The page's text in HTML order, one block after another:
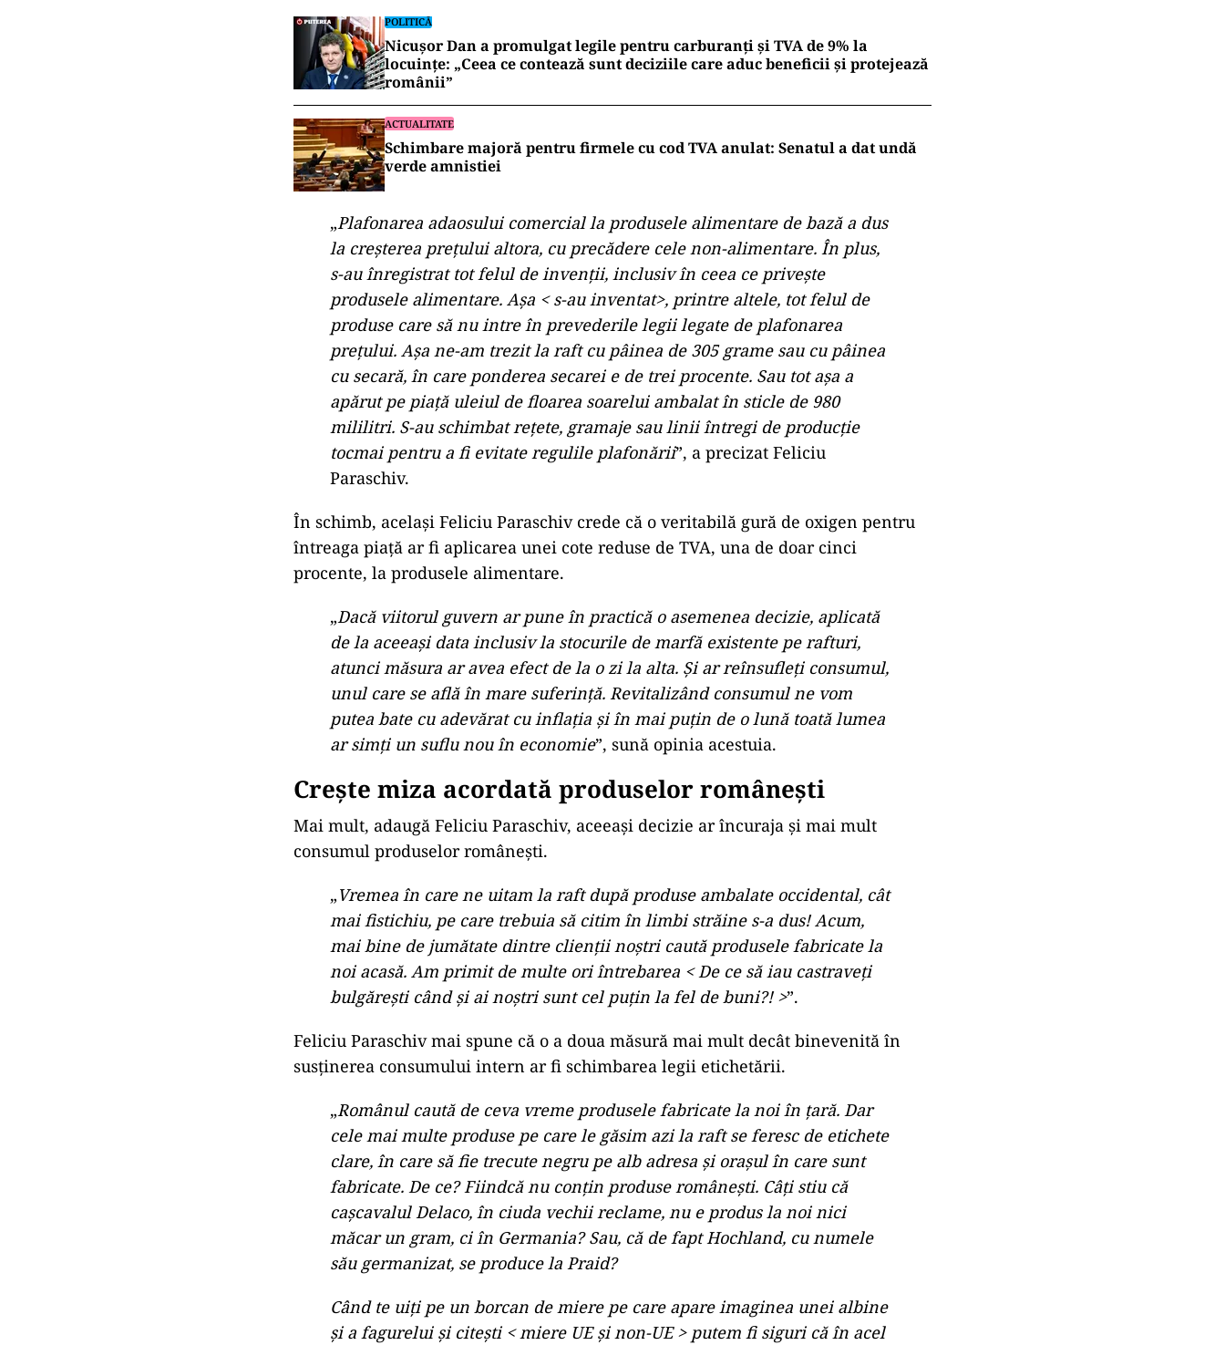
POLITICĂ
Nicușor Dan a promulgat legile pentru carburanți și TVA de 9% la
locuințe: „Ceea ce contează sunt deciziile care aduc beneficii și protejează
românii”
ACTUALITATE
Schimbare majoră pentru firmele cu cod TVA anulat: Senatul a dat undă
verde amnistiei
„Plafonarea adaosului comercial la produsele alimentare de bază a dus
la creșterea prețului altora, cu precădere cele non-alimentare. În plus,
s-au înregistrat tot felul de invenții, inclusiv în ceea ce privește
produsele alimentare. Așa < s-au inventat>, printre altele, tot felul de
produse care să nu intre în prevederile legii legate de plafonarea
prețului. Așa ne-am trezit la raft cu pâinea de 305 grame sau cu pâinea
cu secară, în care ponderea secarei e de trei procente. Sau tot așa a
apărut pe piață uleiul de floarea soarelui ambalat în sticle de 980
mililitri. S-au schimbat rețete, gramaje sau linii întregi de producție
tocmai pentru a fi evitate regulile plafonării”, a precizat Feliciu
Paraschiv.
În schimb, același Feliciu Paraschiv crede că o veritabilă gură de oxigen pentru
întreaga piață ar fi aplicarea unei cote reduse de TVA, una de doar cinci
procente, la produsele alimentare.
„Dacă viitorul guvern ar pune în practică o asemenea decizie, aplicată
de la aceeași data inclusiv la stocurile de marfă existente pe rafturi,
atunci măsura ar avea efect de la o zi la alta. Și ar reînsufleți consumul,
unul care se află în mare suferință. Revitalizând consumul ne vom
putea bate cu adevărat cu inflația și în mai puțin de o lună toată lumea
ar simți un suflu nou în economie”, sună opinia acestuia.
Crește miza acordată produselor românești
Mai mult, adaugă Feliciu Paraschiv, aceeași decizie ar încuraja și mai mult
consumul produselor românești.
„Vremea în care ne uitam la raft după produse ambalate occidental, cât
mai fistichiu, pe care trebuia să citim în limbi străine s-a dus! Acum,
mai bine de jumătate dintre clienții noștri caută produsele fabricate la
noi acasă. Am primit de multe ori întrebarea < De ce să iau castraveți
bulgărești când și ai noștri sunt cel puțin la fel de buni?! >”.
Feliciu Paraschiv mai spune că o a doua măsură mai mult decât binevenită în
susținerea consumului intern ar fi schimbarea legii etichetării.
„Românul caută de ceva vreme produsele fabricate la noi în țară. Dar
cele mai multe produse pe care le găsim azi la raft se feresc de etichete
clare, în care să fie trecute negru pe alb adresa și orașul în care sunt
fabricate. De ce? Fiindcă nu conțin produse românești. Câți stiu că
cașcavalul Delaco, în ciuda vechii reclame, nu e produs la noi nici
măcar un gram, ci în Germania? Sau, că de fapt Hochland, cu numele
său germanizat, se produce la Praid?
Când te uiți pe un borcan de miere pe care apare imaginea unei albine
și a fagurelui și citești < miere UE și non-UE > putem fi siguri că în acel